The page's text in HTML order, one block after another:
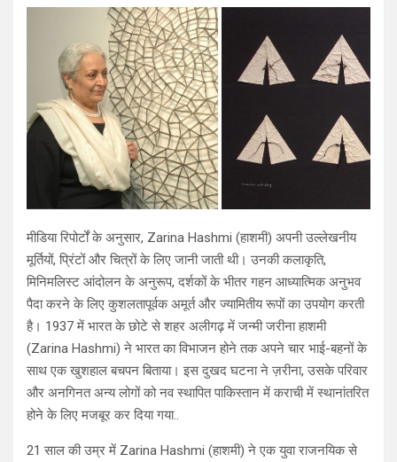
मीडिया रिपोर्टों के अनुसार, Zarina Hashmi (हाशमी) अपनी उल्लेखनीय
मूर्तियों, प्रिंटों और चित्रों के लिए जानी जाती थी। उनकी कलाकृति,
मिनिमलिस्ट आंदोलन के अनुरूप, दर्शकों के भीतर गहन आध्यात्मिक अनुभव
पैदा करने के लिए कुशलतापूर्वक अमूर्त और ज्यामितीय रूपों का उपयोग करती
है। 1937 में भारत के छोटे से शहर अलीगढ़ में जन्मी जरीना हाशमी
(Zarina Hashmi) ने भारत का विभाजन होने तक अपने चार भाई-बहनों के
साथ एक खुशहाल बचपन बिताया। इस दुखद घटना ने ज़रीना, उसके परिवार
और अनगिनत अन्य लोगों को नव स्थापित पाकिस्तान में कराची में स्थानांतरित
होने के लिए मजबूर कर दिया गया..
21 साल की उम्र में Zarina Hashmi (हाशमी) ने एक युवा राजनयिक से